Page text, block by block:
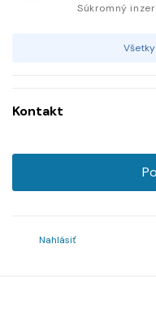
Súkromný
Kontakt
Nahlásiť